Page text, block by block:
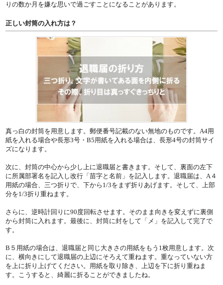
りの数か月を嫌な思いで過ごすことになることがあります。
正しい封筒の入れ方は？
真っ白の封筒を用意します。郵便番号記載のない無地のものです。A4用
紙を入れる場合や長形3号・B5用紙を入れる場合は、長形4号の封筒サイ
ズになります。
次に、封筒の中心から少し上に退職届と書きます。そして、裏面の左下
に所属部署名を記入し改行「苗字と名前」を記入します。退職届は、A４
用紙の場合、三つ折りで、下から1/3をまず折りあげます。そして、上部
分を1/3折り重ねます。
さらに、逆時計回りに90度回転させます。そのまま向きを変えずに裏側
から封筒に入れます。最後に、封筒に封をして「メ」を記入して完了で
す。
B５用紙の場合は、退職届と同じ大きさの用紙をもう1枚用意します。次
に、横向きにして退職届の上辺にそろえて重ねます。重なっていない方
を上に折り上げてください。用紙を取り除き、上辺を下に折り重ねま
す。こうすると、綺麗に折ることができましたね。